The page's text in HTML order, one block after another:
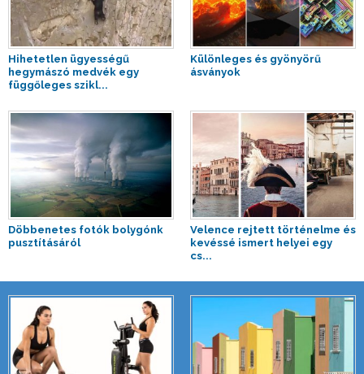
Hihetetlen ügyességű
hegymászó medvék egy
függőleges szikl...
Különleges és gyönyörű
ásványok
Döbbenetes fotók bolygónk
pusztításáról
Velence rejtett történelme és
kevéssé ismert helyei egy
cs...